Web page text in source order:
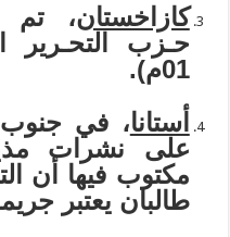
كازاخستان، تم
01م).
أستانا، في جنوب
على نشرات
مكتوب فيها أن
طالبان يعتبر